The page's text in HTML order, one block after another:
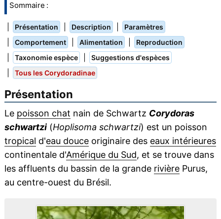
Sommaire :
Présentation Description Paramètres
Comportement Alimentation Reproduction
Taxonomie espèce Suggestions d'espèces
Tous les Corydoradinae
Présentation
Le poisson chat nain de Schwartz Corydoras
schwartzi(Hoplisoma schwartzi) est un poisson
tropical d'eau douceoriginaire des eaux intérieures
continentale d'Amérique du Sud, et se trouve dans
les affluents du bassin de la grande rivièrePurus,
au centre-ouest du Brésil.